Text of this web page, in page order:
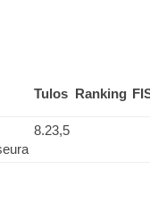
Tulos Ranking
8.23,5